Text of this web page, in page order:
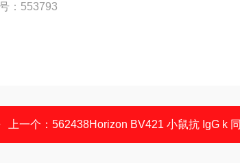
：553793
上一个：562438Horizon BV421 小鼠抗 IgG k 同种型对照